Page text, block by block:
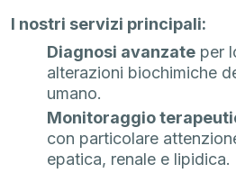
I nostri servizi principali:
Diagnosi avanzate per
alterazioni biochimiche
umano.
Monitoraggio
con particolare
epatica, renale e lipidica.